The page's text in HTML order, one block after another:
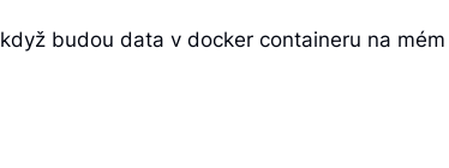
budou data v docker containeru na